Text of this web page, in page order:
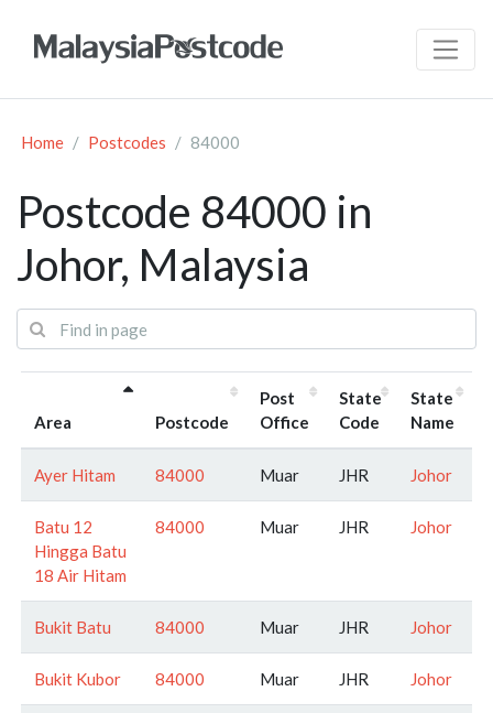
Home Postcodes 84000
Postcode 84000 in
Johor, Malaysia
Area Postcode
Post
Office
State
Code
State
Name
Ayer Hitam 84000 Muar JHR Johor
Batu 12
Hingga Batu
18 Air Hitam
84000 Muar JHR Johor
Bukit Batu 84000 Muar JHR Johor
Bukit Kubor 84000 Muar JHR Johor